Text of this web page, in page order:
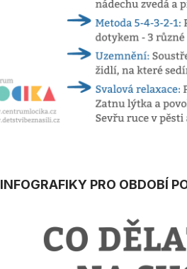
INFOGRAFIKY PRO OBDOBÍ